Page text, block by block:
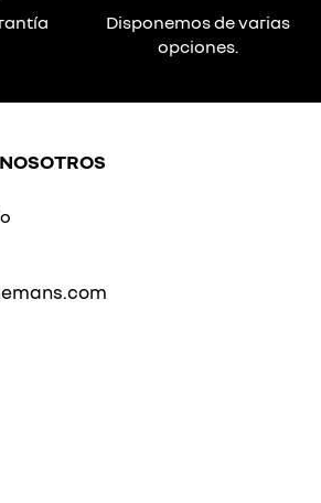
Disponemos de varias
opciones.